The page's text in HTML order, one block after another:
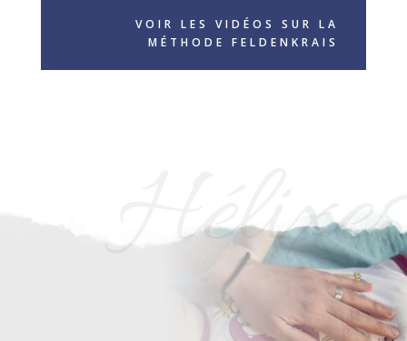
VOIR LES VIDÉOS SUR LA
MÉTHODE FELDENKRAIS
Hélixes